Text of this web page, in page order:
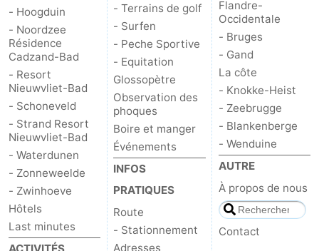
- Hoogduin
- Noordzee
Résidence
Cadzand-Bad
- Resort
Nieuwvliet-Bad
- Schoneveld
- Strand Resort
Nieuwvliet-Bad
- Waterdunen
- Zonneweelde
- Zwinhoeve
Hôtels
Last minutes
- Terrains de golf
- Surfen
- Peche Sportive
- Equitation
Glossopètre
Observation des
phoques
Boire et manger
Événements
INFOS
PRATIQUES
Route
- Stationnement
Adresses
Flandre-
Occidentale
- Bruges
- Gand
La côte
- Knokke-Heist
- Zeebrugge
- Blankenberge
- Wenduine
AUTRE
À propos de nous
Contact